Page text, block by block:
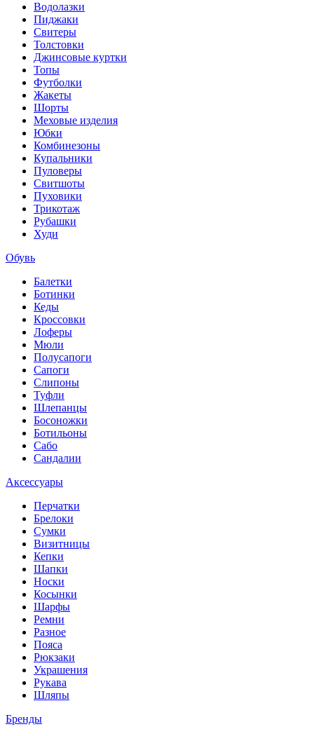
Водолазки
Пиджаки
Свитеры
Толстовки
Джинсовые куртки
Топы
Футболки
Жакеты
Шорты
Меховые изделия
Юбки
Комбинезоны
Купальники
Пуловеры
Свитшоты
Пуховики
Трикотаж
Рубашки
Худи
Обувь
Балетки
Ботинки
Кеды
Кроссовки
Лоферы
Мюли
Полусапоги
Сапоги
Слипоны
Туфли
Шлепанцы
Босоножки
Ботильоны
Сабо
Сандалии
Аксессуары
Перчатки
Брелоки
Сумки
Визитницы
Кепки
Шапки
Носки
Косынки
Шарфы
Ремни
Разное
Пояса
Рюкзаки
Украшения
Рукава
Шляпы
Бренды